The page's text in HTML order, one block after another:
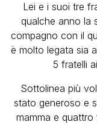
Lei e i suoi tre
qualche anno la
compagno con il
è molto legata sia
5 fratelli
Sottolinea più
stato generoso e
mamma e